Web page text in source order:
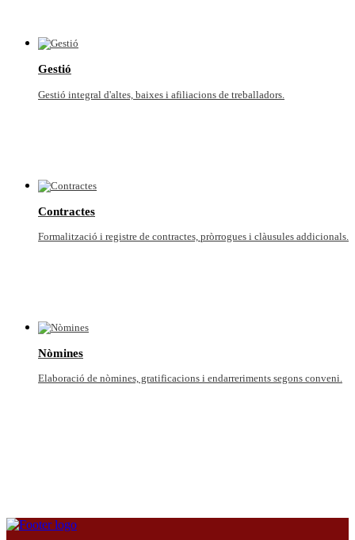
Gestió
Gestió integral d'altes, baixes i afiliacions de treballadors.
Contractes
Formalització i registre de contractes, pròrrogues i clàusules addicionals.
Nòmines
Elaboració de nòmines, gratificacions i endarreriments segons conveni.